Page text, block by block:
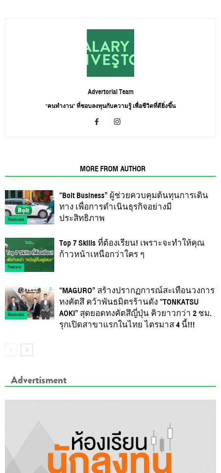
Advertorial Team
“คนทำงาน” ที่ชอบลงทุนกับความรู้ เพื่อชีวิตที่ดียิ่งขึ้น
MORE FROM AUTHOR
Business
“Bolt Business” ผู้ช่วยควบคุมต้นทุนการเดิน
ทาง เพื่อการดำเนินธุรกิจอย่างมี
ประสิทธิภาพ
Feature
Top 7 Skills ที่ต้องเรียน! เพราะจะทำให้คุณ
ก้าวหน้าเหนือกว่าใคร ๆ
Business
“MAGURO” สร้างปรากฏการณ์สะเทือนวงการ
ทงคัตสึ คว้าพันธมิตรร้านดัง “TONKATSU
AOKI” สุดยอดทงคัตสึญี่ปุ่น คิวยาวกว่า 2 ชม.
รุกเปิดสาขาแรกในไทย ไตรมาส 4 นี้!!!
Advertisment